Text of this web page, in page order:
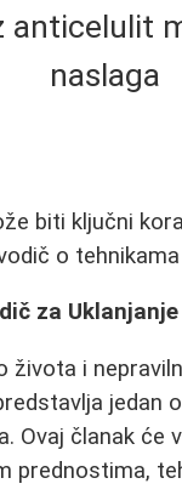
naslaga
biti ključni
o
za
i
jedan
Ovaj članak će
prednostima,